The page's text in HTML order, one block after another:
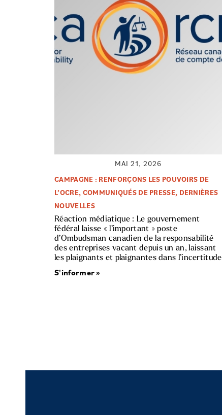
MAI 21, 2026
CAMPAGNE : RENFORÇONS LES POUVOIRS DE
L’OCRE, COMMUNIQUÉS DE PRESSE, DERNIÈRES
NOUVELLES
Réaction médiatique : Le gouvernement
fédéral laisse « l’important » poste
d’Ombudsman canadien de la responsabilité
des entreprises vacant depuis un an, laissant
les plaignants et plaignantes dans l’incertitude
S'informer »